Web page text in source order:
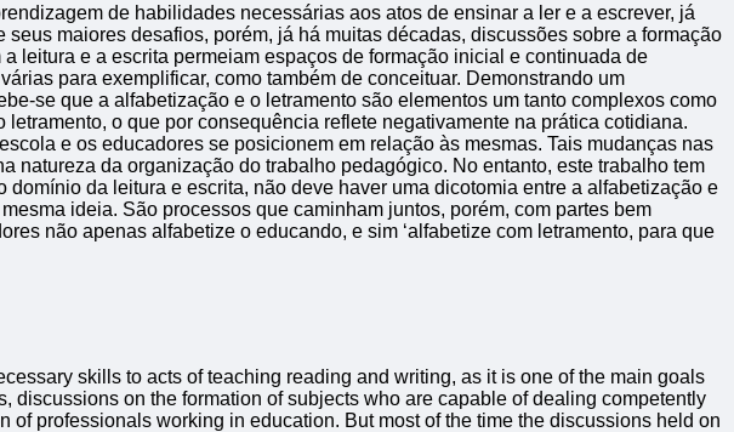
de habilidades necessárias aos atos de ensinar a ler e a escrever, já
maiores desafios, porém, já há muitas décadas, discussões sobre a formação
leitura e a escrita permeiam espaços de formação inicial e continuada de
para exemplificar, como também de conceituar. Demonstrando um
se que a alfabetização e o letramento são elementos um tanto complexos como
o que por consequência reflete negativamente na prática cotidiana.
e os educadores se posicionem em relação às mesmas. Tais mudanças nas
natureza da organização do trabalho pedagógico. No entanto, este trabalho tem
da leitura e escrita, não deve haver uma dicotomia entre a alfabetização e
ideia. São processos que caminham juntos, porém, com partes bem
não apenas alfabetize o educando, e sim ‘alfabetize com letramento, para que
skills to acts of teaching reading and writing, as it is one of the main goals
on the formation of subjects who are capable of dealing competently
professionals working in education. But most of the time the discussions held on